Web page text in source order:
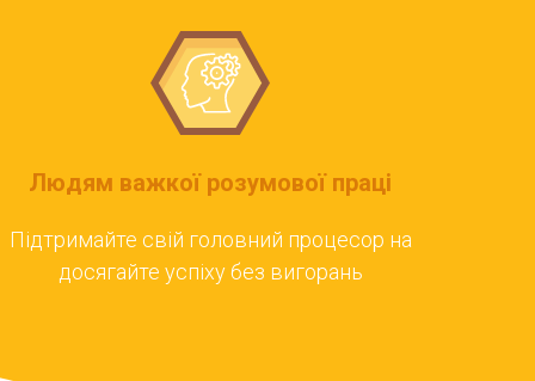
Людям важкої розумової праці
Підтримайте свій головний процесор на
досягайте успіху без вигорань